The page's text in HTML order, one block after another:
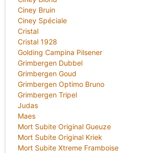
Ciney Bruin
Ciney Spéciale
Cristal
Cristal 1928
Golding Campina Pilsener
Grimbergen Dubbel
Grimbergen Goud
Grimbergen Optimo Bruno
Grimbergen Tripel
Judas
Maes
Mort Subite Original Gueuze
Mort Subite Original Kriek
Mort Subite Xtreme Framboise